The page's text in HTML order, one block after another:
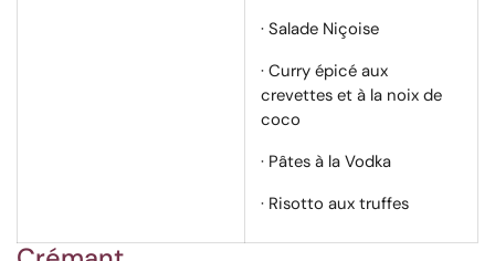
· Salade Niçoise
· Curry épicé aux
crevettes et à la noix de
coco
· Pâtes à la Vodka
· Risotto aux truffes